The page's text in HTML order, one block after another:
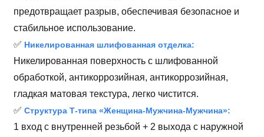
предотвращает разрыв, обеспечивая безопасное и
стабильное использование.
✅ Никелированная шлифованная отделка:
Никелированная поверхность с шлифованной
обработкой, антикоррозийная, антикоррозийная,
гладкая матовая текстура, легко чистится.
✅Структура Т-типа «Женщина-Мужчина-Мужчина»:
1 вход с внутренней резьбой + 2 выхода с наружной